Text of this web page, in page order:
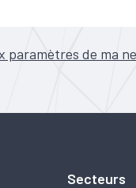
paramètres de ma
Secteurs